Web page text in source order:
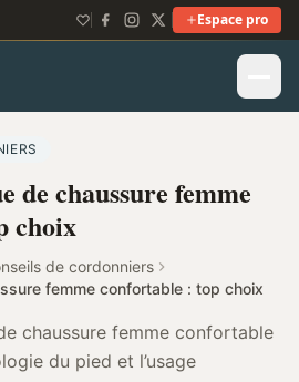
Espace pro
chaussure femme
choix
de cordonniers
femme confortable : top choix
chaussure femme confortable
du pied et l’usage